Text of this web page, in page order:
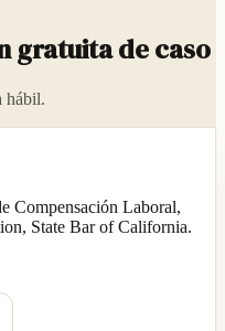
gratuita de caso
hábil.
Compensación Laboral,
State Bar of California.